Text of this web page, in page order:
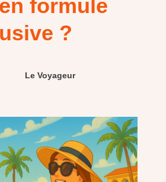
formule
?
Le Voyageur